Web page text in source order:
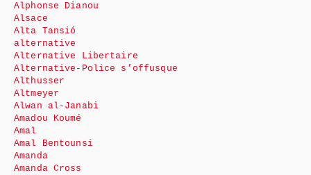
Alphonse Dianou
Alsace
Alta Tansió
alternative
Alternative Libertaire
Alternative-Police s’offusque
Althusser
Altmeyer
Alwan al-Janabi
Amadou Koumé
Amal
Amal Bentounsi
Amanda
Amanda Cross